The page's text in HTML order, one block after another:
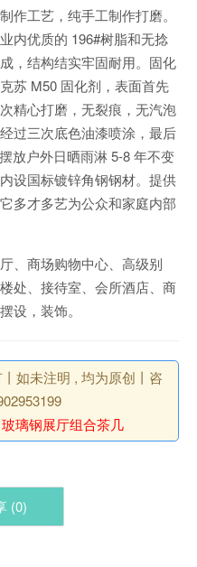
作工艺，纯手工制作打磨。
内优质的 196#树脂和无捻
，结构结实牢固耐用。固化
苏 M50 固化剂，表面首先
精心打磨，无裂痕，无汽泡
过三次底色油漆喷涂，最后
放户外日晒雨淋 5-8 年不变
设国标镀锌角钢钢材。提供
多才多艺为公众和家庭内部
、商场购物中心、高级别
处、接待室、会所酒店、商
设，装饰。
如未注明 , 均为原创丨咨
玻璃钢展厅组合茶几
(0)